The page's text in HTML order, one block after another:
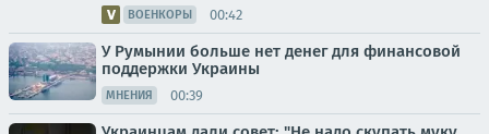
ВОЕНКОРЫ 00:42
У Румынии больше нет денег для финансовой
поддержки Украины
МНЕНИЯ 00:39